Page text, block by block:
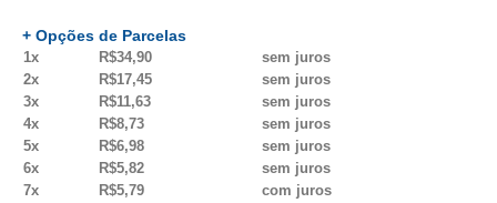
+ Opções de Parcelas
1x R$34,90
sem juros
2x
R$17,45
sem juros
3x
R$11,63
sem juros
4x
R$8,73
sem juros
5x
R$6,98
sem juros
6x
R$5,82
sem juros
7x
R$5,79
com juros